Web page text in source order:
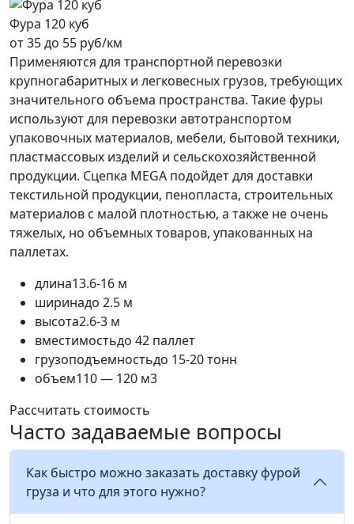
Фура 120 куб
от 35 до 55 руб/км
Применяются для транспортной перевозки
крупногабаритных и легковесных грузов, требующих
значительного объема пространства. Такие фуры
используют для перевозки автотранспортом
упаковочных материалов, мебели, бытовой техники,
пластмассовых изделий и сельскохозяйственной
продукции. Сцепка MEGA подойдет для доставки
текстильной продукции, пенопласта, строительных
материалов с малой плотностью, а также не очень
тяжелых, но объемных товаров, упакованных на
паллетах.
длина13.6-16 м
ширинадо 2.5 м
высота2.6-3 м
вместимостьдо 42 паллет
грузоподъемностьдо 15-20 тонн
объем110 — 120 м3
Рассчитать стоимость
Часто задаваемые вопросы
Как быстро можно заказать доставку фурой
груза и что для этого нужно?